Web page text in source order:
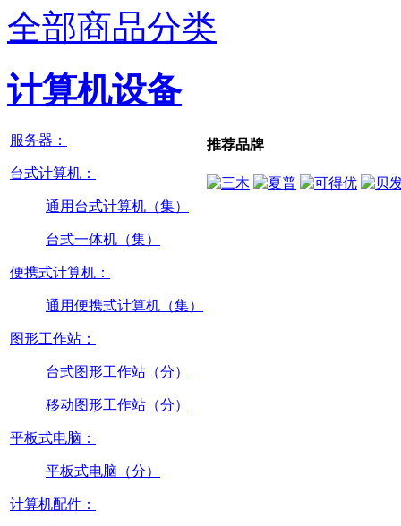
全部商品分类
计算机设备
服务器：
台式计算机：
通用台式计算机（集）
台式一体机（集）
便携式计算机：
通用便携式计算机（集）
图形工作站：
台式图形工作站（分）
移动图形工作站（分）
平板式电脑：
平板式电脑（分）
计算机配件：
推荐品牌